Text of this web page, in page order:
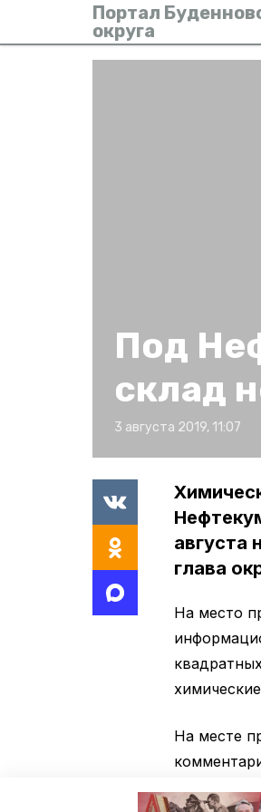
Портал
округа
Под
склад
3 августа 2019, 11:07
августа
глава
На место
На месте